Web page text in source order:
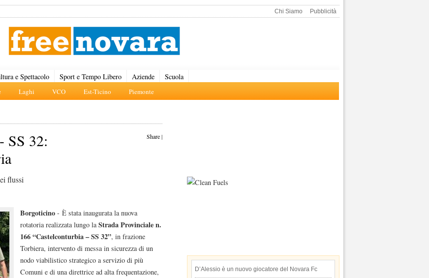
Chi Siamo Pubblicità
Laghi VCO Est-Ticino Piemonte
e Spettacolo Sport e Tempo Libero Aziende Scuola
Share|
SS 32:
flussi
Borgoticino - È stata inaugurata la nuova
rotatoria realizzata lungo laStrada Provinciale n.
166 “Castelconturbia – SS 32”, in frazione
Torbiera, intervento di messa in sicurezza di un
nodo viabilistico strategico a servizio di più
Comuni e di una direttrice ad alta frequentazione,
D’Alessio è un nuovo giocatore del Novara Fc